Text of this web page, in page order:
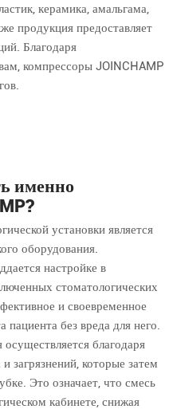
керамика, амальгама,
продукция предоставляет
Благодаря
компрессоры JOINCHAMP
именно
установки является
оборудования.
настройке в
стоматологических
и своевременное
пациента без вреда для него.
благодаря
загрязнений, которые затем
Это означает, что смесь
кабинете, снижая